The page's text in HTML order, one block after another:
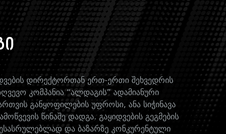
დირექტორთან ერთ-ერთი შეხვედრის
კომპანია “ალდაგის” ადამიანური
განყოფილების უფროსი, ანა სიჭინავა
წინაშე დადგა. გაყიდვების გეგმების
და ბაზარზე კონკურენტული